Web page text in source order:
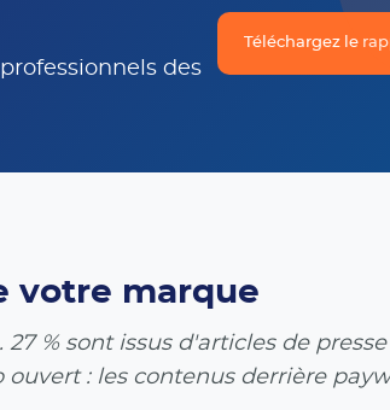
des
Téléchargez le
votre marque
% sont issus d'articles de
: les contenus derrière